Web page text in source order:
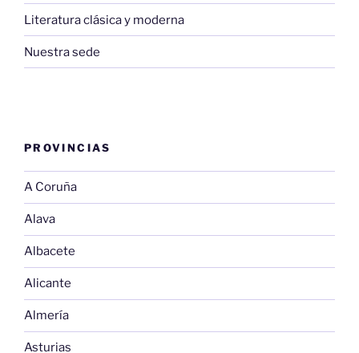
Literatura clásica y moderna
Nuestra sede
PROVINCIAS
A Coruña
Alava
Albacete
Alicante
Almería
Asturias